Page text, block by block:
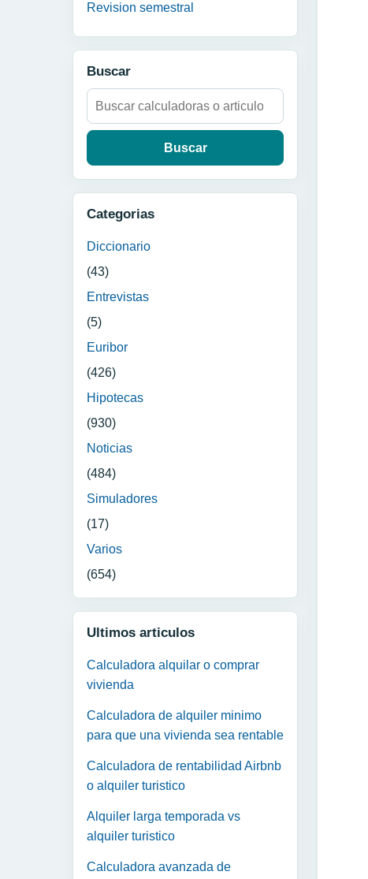
Revision semestral
Buscar
Buscar:
Categorias
Diccionario
(43)
Entrevistas
(5)
Euribor
(426)
Hipotecas
(930)
Noticias
(484)
Simuladores
(17)
Varios
(654)
Ultimos articulos
Calculadora alquilar o comprar
vivienda
Calculadora de alquiler minimo
para que una vivienda sea rentable
Calculadora de rentabilidad Airbnb
o alquiler turistico
Alquiler larga temporada vs
alquiler turistico
Calculadora avanzada de